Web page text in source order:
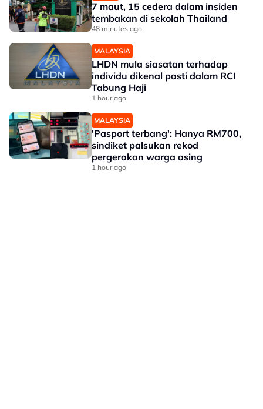
7 maut, 15 cedera dalam insiden
tembakan di sekolah Thailand
48 minutes ago
MALAYSIA
LHDN mula siasatan terhadap
individu dikenal pasti dalam RCI
Tabung Haji
1 hour ago
MALAYSIA
'Pasport terbang': Hanya RM700,
sindiket palsukan rekod
pergerakan warga asing
1 hour ago